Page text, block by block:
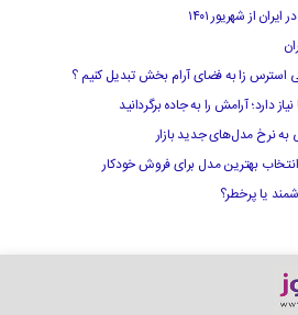
از شهریور ۱۴۰۱
استرس زا به فضای آرام بخش تبدیل کنیم ؟
دارد؛ آرامش را به جاده برگردانید
به نرخ مدل‌های جدید بازار
بهترین مدل برای فروش خودکار
یا پرخطر؟